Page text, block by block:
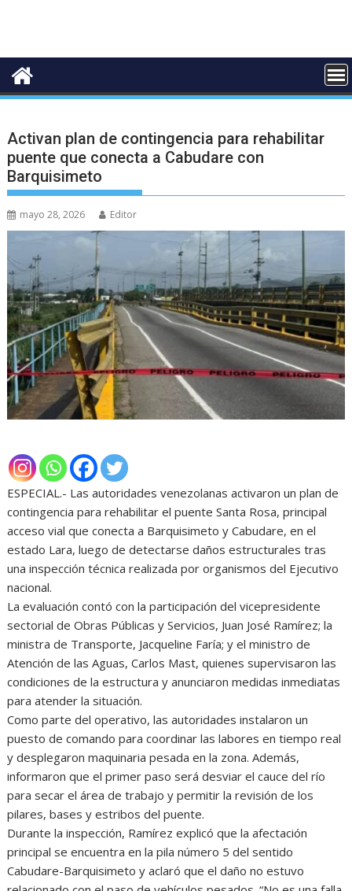
Activan plan de contingencia para rehabilitar
puente que conecta a Cabudare con
Barquisimeto
mayo 28, 2026 Editor
ESPECIAL.- Las autoridades venezolanas activaron un plan de
contingencia para rehabilitar el puente Santa Rosa, principal
acceso vial que conecta a Barquisimeto y Cabudare, en el
estado Lara, luego de detectarse daños estructurales tras
una inspección técnica realizada por organismos del Ejecutivo
nacional.
La evaluación contó con la participación del vicepresidente
sectorial de Obras Públicas y Servicios, Juan José Ramírez; la
ministra de Transporte, Jacqueline Faría; y el ministro de
Atención de las Aguas, Carlos Mast, quienes supervisaron las
condiciones de la estructura y anunciaron medidas inmediatas
para atender la situación.
Como parte del operativo, las autoridades instalaron un
puesto de comando para coordinar las labores en tiempo real
y desplegaron maquinaria pesada en la zona. Además,
informaron que el primer paso será desviar el cauce del río
para secar el área de trabajo y permitir la revisión de los
pilares, bases y estribos del puente.
Durante la inspección, Ramírez explicó que la afectación
principal se encuentra en la pila número 5 del sentido
Cabudare-Barquisimeto y aclaró que el daño no estuvo